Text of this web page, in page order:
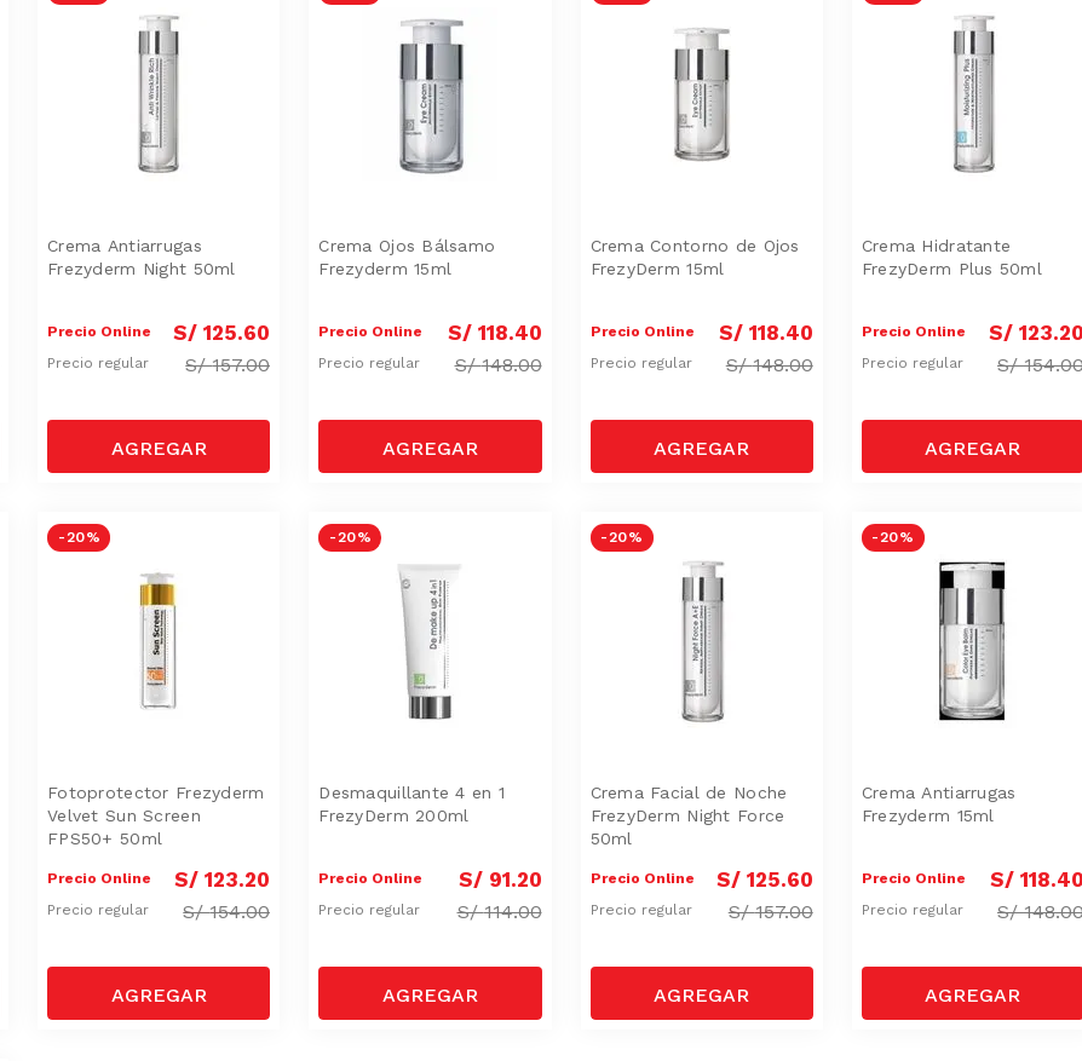
Crema Antiarrugas
Frezyderm Night 50ml
Precio Online S/ 125.60
Precio regular S/157.00
Crema Ojos Bálsamo
Frezyderm 15ml
Precio Online S/ 118.40
Precio regular S/148.00
Crema Contorno de Ojos
FrezyDerm 15ml
Precio Online S/ 118.40
Precio regular S/148.00
Crema Hidratante
FrezyDerm Plus 50ml
Precio Online S/ 123.
Precio regular S/
-20 %
Fotoprotector Frezyderm
Velvet Sun Screen
FPS50+ 50ml
Precio Online S/ 123.20
Precio regular S/154.00
-20 %
Desmaquillante 4 en 1
FrezyDerm 200ml
Precio Online S/ 91.20
Precio regular S/114.00
-20 %
Crema Facial de Noche
FrezyDerm Night Force
50ml
Precio Online S/ 125.60
Precio regular S/157.00
-20 %
Crema Antiarrugas
Frezyderm 15ml
Precio Online S/ 118.
Precio regular S/